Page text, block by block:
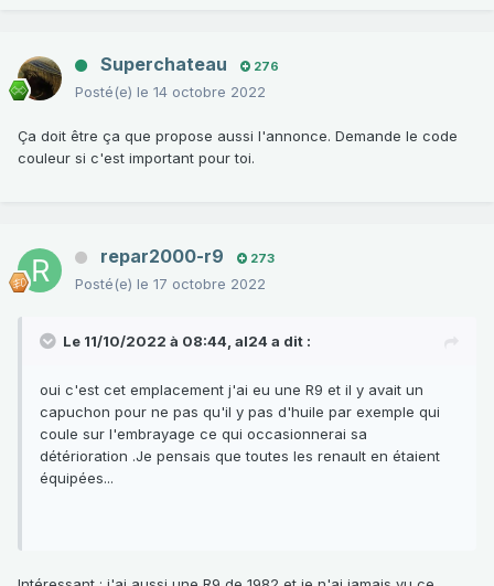
Superchateau 276
Posté(e) le 14 octobre 2022
Ça doit être ça que propose aussi l'annonce. Demande le code
couleur si c'est important pour toi.
repar2000-r9 273
Posté(e) le 17 octobre 2022
Le 11/10/2022 à 08:44, al24 a dit :
oui c'est cet emplacement j'ai eu une R9 et il y avait un
capuchon pour ne pas qu'il y pas d'huile par exemple qui
coule sur l'embrayage ce qui occasionnerai sa
détérioration .Je pensais que toutes les renault en étaient
équipées...